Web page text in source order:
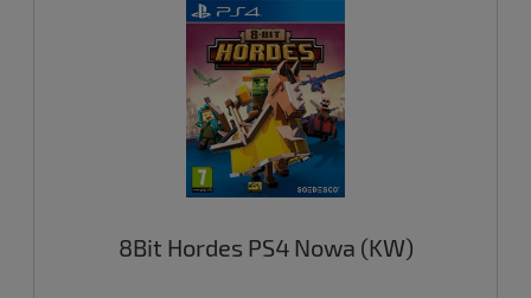
8Bit Hordes PS4 Nowa (KW)